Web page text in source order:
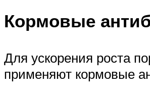
Кормовые
Для ускорения роста
применяют кормовые